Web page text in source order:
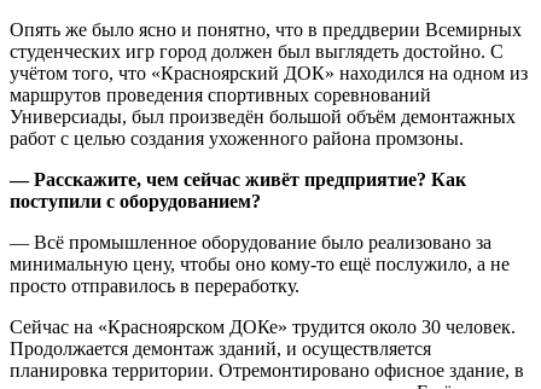
Опять же было ясно и понятно, что в преддверии Всемирных
студенческих игр город должен был выглядеть достойно. С
учётом того, что «Красноярский ДОК» находился на одном из
маршрутов проведения спортивных соревнований
Универсиады, был произведён большой объём демонтажных
работ с целью создания ухоженного района промзоны.
— Расскажите, чем сейчас живёт предприятие? Как
поступили с оборудованием?
— Всё промышленное оборудование было реализовано за
минимальную цену, чтобы оно кому-то ещё послужило, а не
просто отправилось в переработку.
Сейчас на «Красноярском ДОКе» трудится около 30 человек.
Продолжается демонтаж зданий, и осуществляется
планировка территории. Отремонтировано офисное здание, в